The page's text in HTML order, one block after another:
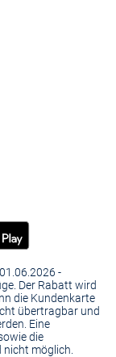
-
Der Rabatt wird
die Kundenkarte
übertragbar und
Eine
die
möglich.